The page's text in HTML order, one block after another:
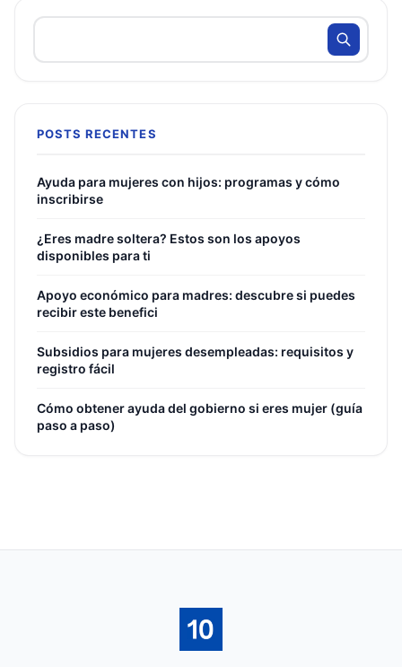
POSTS RECENTES
Ayuda para mujeres con hijos: programas y cómo
inscribirse
¿Eres madre soltera? Estos son los apoyos
disponibles para ti
Apoyo económico para madres: descubre si puedes
recibir este benefici
Subsidios para mujeres desempleadas: requisitos y
registro fácil
Cómo obtener ayuda del gobierno si eres mujer (guía
paso a paso)